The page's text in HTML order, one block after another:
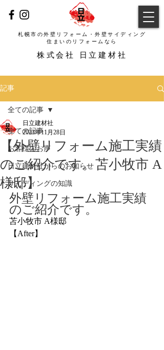
札幌市の外壁リフォーム・外壁サイディング
​株式会社 日立建材社
​住まいのリフォームなら
記事
全ての記事
お客様のお声
日立建材社からのお知らせ
サイディングの知識
全ての記事
【外壁リフォーム施工実績
のご紹介です。苫小牧市 A
様邸】
日立建材社
2023年11月28日
外壁リフォーム施工実績
のご紹介です。
苫小牧市 A様邸
【After】